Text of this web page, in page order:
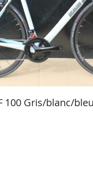
100 Gris/blanc/